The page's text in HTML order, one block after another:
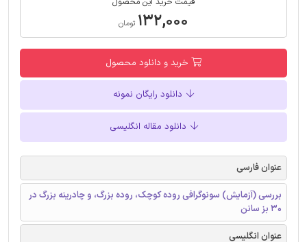
۱۳۲,۰۰۰ تومان
خرید و دانلود محصول
دانلود رایگان نمونه
دانلود مقاله انگلیسی
عنوان فارسی
بررسی (آزمایش) سونوگرافی روده کوچک، روده بزرگ، و چادرینه بزرگ در
30 بز سانن
عنوان انگلیسی